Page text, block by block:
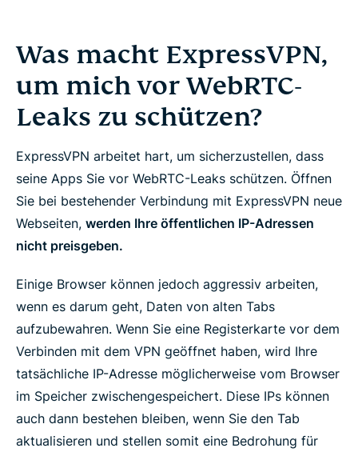
Was macht ExpressVPN,
um mich vor WebRTC-
Leaks zu schützen?
ExpressVPN arbeitet hart, um sicherzustellen, dass
seine Apps Sie vor WebRTC-Leaks schützen. Öffnen
Sie bei bestehender Verbindung mit ExpressVPN neue
Webseiten, werden Ihre öffentlichen IP-Adressen
nicht preisgeben.
Einige Browser können jedoch aggressiv arbeiten,
wenn es darum geht, Daten von alten Tabs
aufzubewahren. Wenn Sie eine Registerkarte vor dem
Verbinden mit dem VPN geöffnet haben, wird Ihre
tatsächliche IP-Adresse möglicherweise vom Browser
im Speicher zwischengespeichert. Diese IPs können
auch dann bestehen bleiben, wenn Sie den Tab
aktualisieren und stellen somit eine Bedrohung für